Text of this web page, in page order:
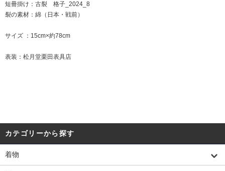
短冊掛け：古裂 格子_2024_8
裂の素材：綿（日本・戦前）
サイズ ：15cm×約78cm
表装：松月堂栗田表具店
カテゴリーから探す
着物